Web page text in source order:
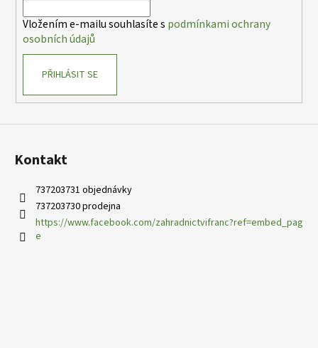
r
ý
p
Vložením e-mailu souhlasíte s podmínkami ochrany
osobních údajů
PŘIHLÁSIT SE
Kontakt
737203731 objednávky
737203730 prodejna
https://www.facebook.com/zahradnictvifranc?ref=embed_pag
e